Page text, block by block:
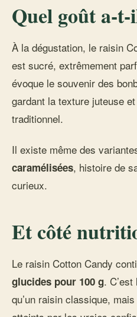
Quel goût a-
À la dégustation, le raisin
est sucré, extrêmement
évoque le souvenir des
gardant la texture juteuse
traditionnel.
Il existe même des
caramélisées, histoire de
curieux.
Et côté
Le raisin Cotton Candy
glucides pour 100 g.
qu’un raisin classique,